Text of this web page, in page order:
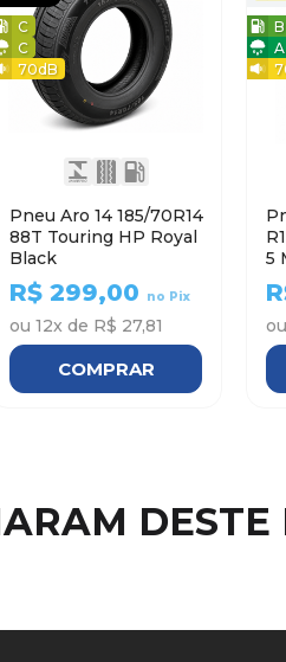
C
C
70dB
Pneu Aro 14 185/70R14
88T Touring HP Royal
Black
R$299,00 no Pix
ou 12x de R$ 27,81
COMPRAR
B
A
R17 95W
5
ou
DESTE